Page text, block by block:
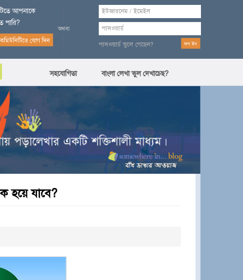
আপনাকে
পারি?
পাসওয়ার্ড ভুলে গেছেন?
সহযোগিতা বাংলা লেখা ভুল দেখাচেছ?
হয়ে যাবে?